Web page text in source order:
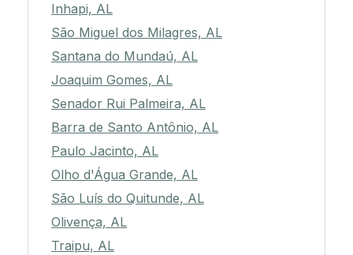
Inhapi, AL
São Miguel dos Milagres, AL
Santana do Mundaú, AL
Joaquim Gomes, AL
Senador Rui Palmeira, AL
Barra de Santo Antônio, AL
Paulo Jacinto, AL
Olho d'Água Grande, AL
São Luís do Quitunde, AL
Olivença, AL
Traipu, AL